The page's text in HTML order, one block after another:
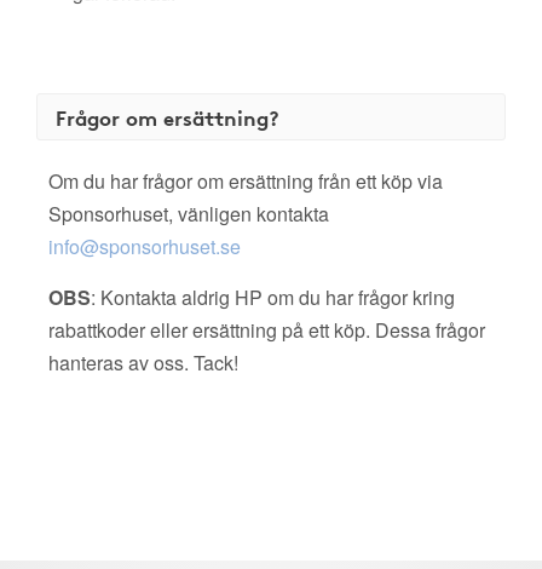
Frågor om ersättning?
Om du har frågor om ersättning från ett köp via
Sponsorhuset, vänligen kontakta
info@sponsorhuset.se
OBS: Kontakta aldrig HP om du har frågor kring
rabattkoder eller ersättning på ett köp. Dessa frågor
hanteras av oss. Tack!